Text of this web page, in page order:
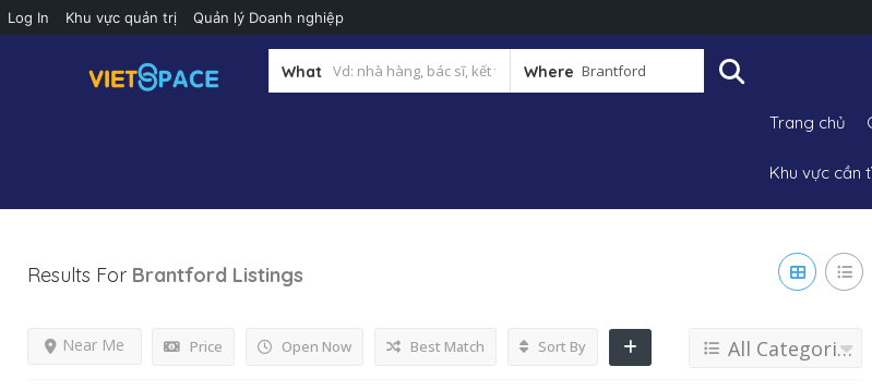
Log In Khu vực quản trị Quản lý Doanh nghiệp
What Where
Trang chủ
Khu vực cần
Results For Brantford Listings
Price Open Now
Near Me Best Match Sort By All Categories